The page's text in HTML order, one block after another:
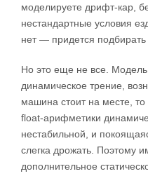
моделируете дрифт-кар,
нестандартные условия
нет — придется подбирать
Но это еще не все.
динамическое трение,
машина стоит на месте,
float-арифметики
нестабильной, и
слегка дрожать. Поэтому
дополнительное